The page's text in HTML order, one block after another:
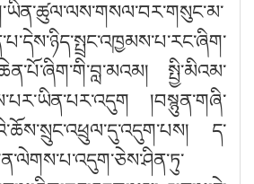
སྤྱི་མིའམ་
།བསྙུན་གཞི་
ད་